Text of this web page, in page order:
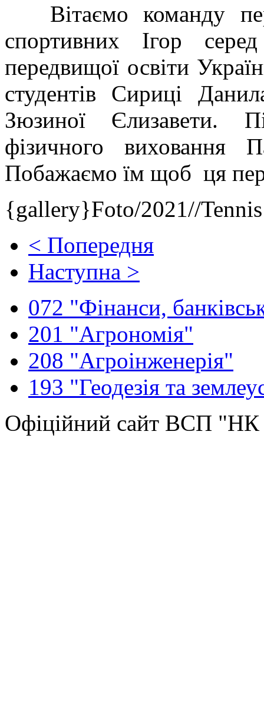
Вітаємо команду
спортивних Ігор
передвищої освіти
студентів Сириці
Зюзиної Єлизавети.
фізичного виховання
Побажаємо їм щоб ця
{gallery}Foto/2021//
< Попередня
Наступна >
072 "Фінанси,
201 "Агрономія"
208 "Агроінженерія"
193 "Геодезія та
Офіційний сайт ВСП